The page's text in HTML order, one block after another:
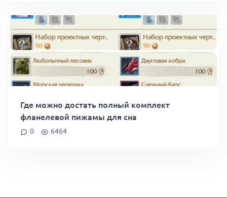
Где можно достать полный комплект
фланелевой пижамы для сна
0 6464